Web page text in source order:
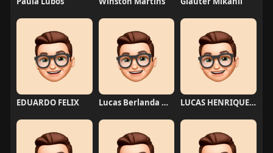
EDUARDO FELIX Lucas Berlanda Moraes LUCAS HENRIQUE RIBEIRO